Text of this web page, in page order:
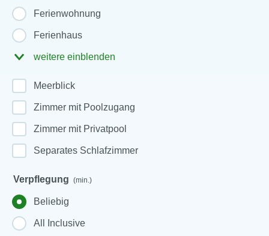
Ferienwohnung
Ferienhaus
weitere einblenden
Meerblick
Zimmer mit Poolzugang
Zimmer mit Privatpool
Separates Schlafzimmer
Verpflegung (min.)
Beliebig
All Inclusive